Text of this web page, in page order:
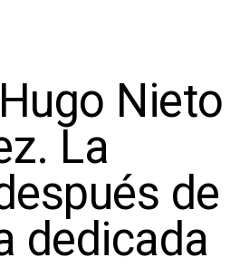
Nieto
La
de
dedicada